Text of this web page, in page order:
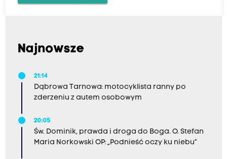
Najnowsze
21:14
Dąbrowa Tarnowa: motocyklista ranny po
zderzeniu z autem osobowym
20:05
Św. Dominik, prawda i droga do Boga. O. Stefan
Maria Norkowski OP: „Podnieść oczy ku niebu”